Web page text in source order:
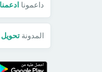
داعمونا ادعمنا
المدونةتحويل